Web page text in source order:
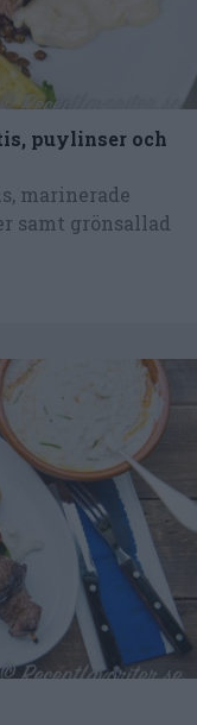
puylinser och
marinerade
samt grönsallad